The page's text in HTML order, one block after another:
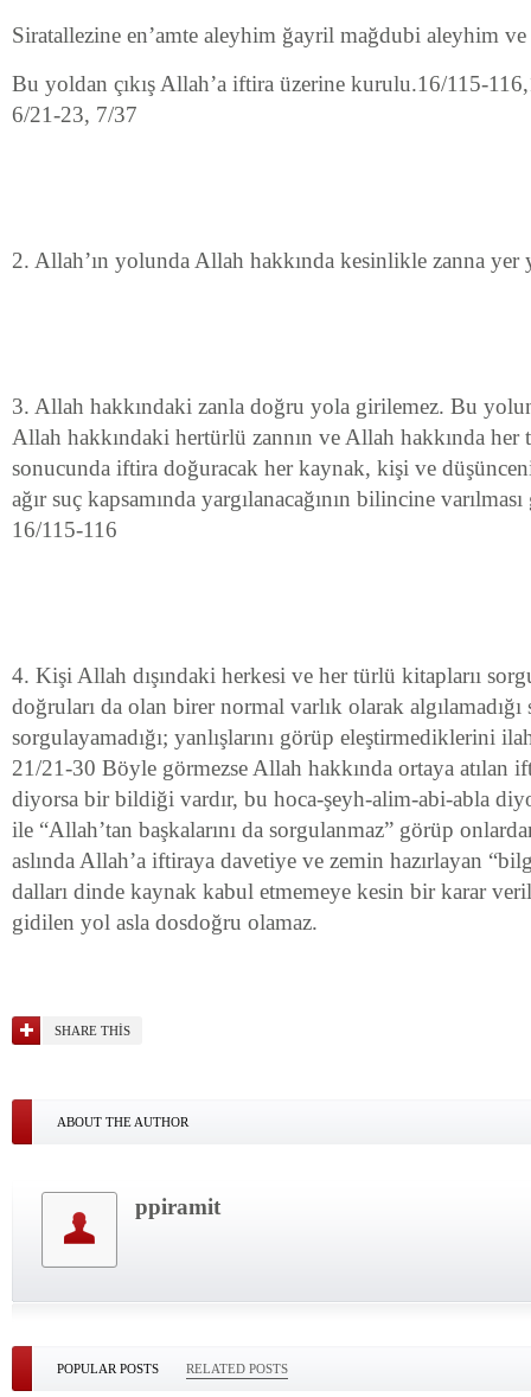
Siratallezine en’amte aleyhim ğayril mağdubi aleyhim
Bu yoldan çıkış Allah’a iftira üzerine kurulu.16/115-
6/21-23, 7/37
2. Allah’ın yolunda Allah hakkında kesinlikle zanna
3. Allah hakkındaki zanla doğru yola girilemez. Bu
Allah hakkındaki hertürlü zannın ve Allah hakkında her
sonucunda iftira doğuracak her kaynak, kişi ve
ağır suç kapsamında yargılanacağının bilincine
16/115-116
4. Kişi Allah dışındaki herkesi ve her türlü kitaplarıı
doğruları da olan birer normal varlık olarak algılamadığı
sorgulayamadığı; yanlışlarını görüp eleştirmediklerini
21/21-30 Böyle görmezse Allah hakkında ortaya atılan
diyorsa bir bildiği vardır, bu hoca-şeyh-alim-abi-abla
ile “Allah’tan başkalarını da sorgulanmaz” görüp
aslında Allah’a iftiraya davetiye ve zemin hazırlayan
dalları dinde kaynak kabul etmemeye kesin bir karar
gidilen yol asla dosdoğru olamaz.
SHARE THIS
ABOUT THE AUTHOR
ppiramit
POPULAR POSTS RELATED POSTS